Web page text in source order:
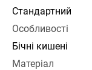
Стандартний
Особливості
Бічні кишені
Матеріал